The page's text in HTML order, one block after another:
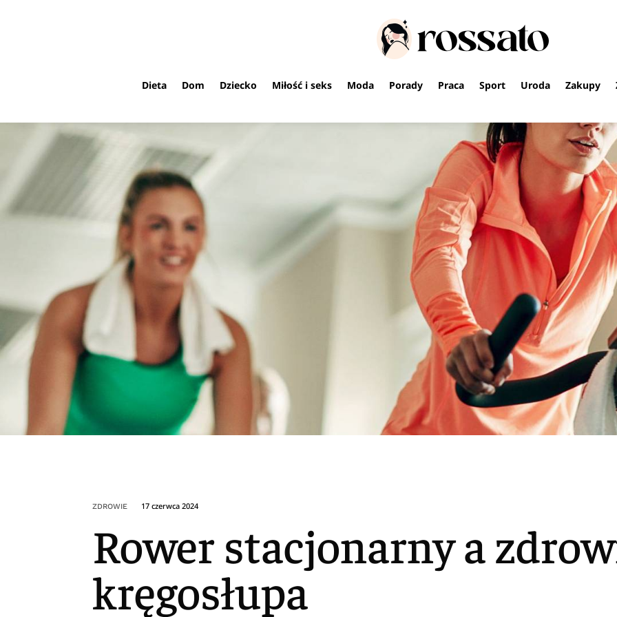
Dieta Dom Dziecko Miłość i seks Moda Porady Praca Sport Uroda Zakupy
ZDROWIE 17 czerwca 2024
Rower stacjonarny a
kręgosłupa